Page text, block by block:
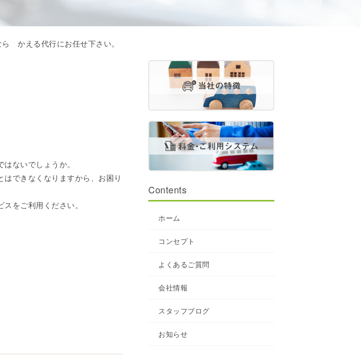
かえる代行にお任せ下さい。
ないでしょうか。
できなくなりますから、お困り
をご利用ください。
Contents
ホーム
コンセプト
よくあるご質問
会社情報
スタッフブログ
お知らせ